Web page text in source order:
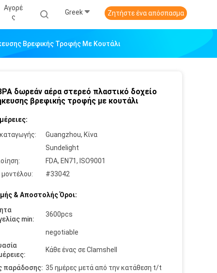
Αγορέ
Σ
Greek Ζητήστε ένα απόσπασμα
Βρεφικής Τροφής Με Κουτάλι
δωρεάν αέρα στερεό πλαστικό δοχείο
βρεφικής τροφής με κουτάλι
Guangzhou, Κίνα
Sundelight
FDA, EN71, ISO9001
#33042
& Αποστολής Όροι:
min:
3600pcs
negotiable
Κάθε ένας σε Clamshell
παράδοσης: 35 ημέρες μετά από την κατάθεση t/t